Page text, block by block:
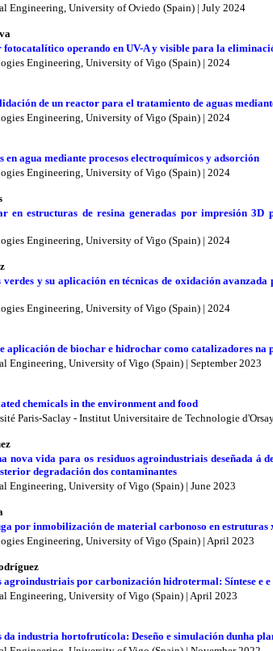
Engineering, University of Oviedo (Spain) | July 2024
operando en UV-A y visible para la
Engineering, University of Vigo (Spain) | 2024
de un reactor para el tratamiento de aguas
Engineering, University of Vigo (Spain) | 2024
agua mediante procesos electroquímicos y adsorción
Engineering, University of Vigo (Spain) | 2024
en estructuras de resina generadas por impresión 3D
Engineering, University of Vigo (Spain) | 2024
verdes y su aplicación en técnicas de oxidación
Engineering, University of Vigo (Spain) | 2024
aplicación de biochar e hidrochar como catalizadores na
Engineering, University of Vigo (Spain) | September 2023
chemicals in the environment and food
Paris-Saclay - Institut Universitaire de Technologie
nova vida para os residuos agroindustriais deseñada á
degradación dos contaminantes
Engineering, University of Vigo (Spain) | June 2023
por inmobilización de material carbonoso en estruturas
Engineering, University of Vigo (Spain) | April 2023
agroindustriais por carbonización hidrotermal: Síntese e
Engineering, University of Vigo (Spain) | April 2023
da industria hortofrutícola: Deseño e simulación dunha